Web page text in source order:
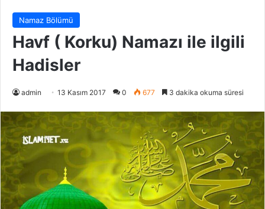
Namaz Bölümü
Havf ( Korku) Namazı ile ilgili
Hadisler
admin 13 Kasım 2017 0 677 3 dakika okuma süresi